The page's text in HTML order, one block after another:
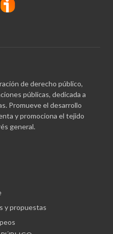
de derecho público,
públicas, dedicada a
Promueve el desarrollo
y promociona el tejido
general.
y propuestas